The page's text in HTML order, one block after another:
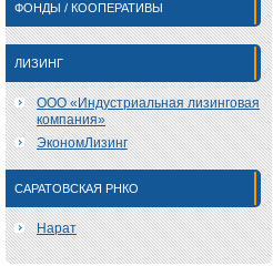
ФОНДЫ / КООПЕРАТИВЫ
ЛИЗИНГ
ООО «Индустриальная лизинговая
компания»
ЭкономЛизинг
САРАТОВСКАЯ РНКО
Нарат